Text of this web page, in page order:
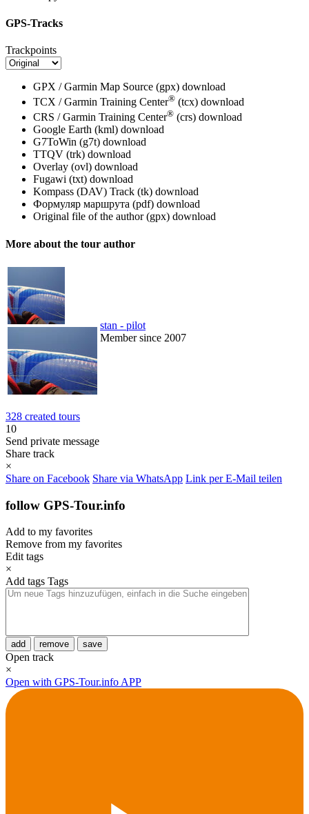
GPS-Tracks
Trackpoints
GPX / Garmin Map Source (gpx) download
TCX / Garmin Training Center® (tcx) download
CRS / Garmin Training Center® (crs) download
Google Earth (kml) download
G7ToWin (g7t) download
TTQV (trk) download
Overlay (ovl) download
Fugawi (txt) download
Kompass (DAV) Track (tk) download
Формуляр маршрута (pdf) download
Original file of the author (gpx) download
More about the tour author
stan - pilot
Member since 2007
328 created tours
10
Send private message
Share track
×
Share on Facebook Share via WhatsApp Link per E-Mail teilen
follow GPS-Tour.info
Add to my favorites
Remove from my favorites
Edit tags
×
Add tags Tags
add remove save
Open track
×
Open with GPS-Tour.info APP